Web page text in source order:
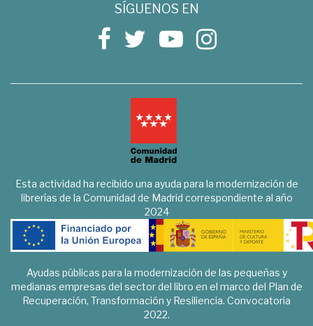
SÍGUENOS EN
Esta actividad ha recibido una ayuda para la modernización de
librerías de la Comunidad de Madrid correspondiente al año
2024
Ayudas públicas para la modernización de las pequeñas y
medianas empresas del sector del libro en el marco del Plan de
Recuperación, Transformación y Resiliencia. Convocatoria
2022.